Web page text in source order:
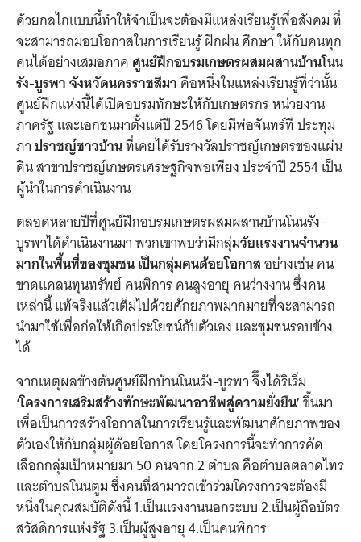
ด้วยกลไกแบบนี้ทำให้จำเป็นจะต้องมีแหล่งเรียนรู้เพื่อสังคม ที่
จะสามารถมอบโอกาสในการเรียนรู้ ฝึกฝน ศึกษา ให้กับคนทุก
คนได้อย่างเสมอภาค ศูนย์ฝึกอบรมเกษตรผสมผสานบ้านโนน
รัง-บูรพา จังหวัดนครราชสีมาคือหนึ่งในแหล่งเรียนรู้ที่ว่านั้น
ศูนย์ฝึกแห่งนี้ได้เปิดอบรมทักษะให้กับเกษตรกร หน่วยงาน
ภาครัฐ และเอกชนมาตั้งแต่ปี 2546 โดยมีพ่อจันทร์ที ประทุม
ภาปราชญ์ชาวบ้านที่เคยได้รับรางวัลปราชญ์เกษตรของแผ่น
ดิน สาขาปราชญ์เกษตรเศรษฐกิจพอเพียง ประจำปี 2554 เป็น
ผู้นำในการดำเนินงาน
ตลอดหลายปีที่ศูนย์ฝึกอบรมเกษตรผสมผสานบ้านโนนรัง-
บูรพาได้ดำเนินงานมา พวกเขาพบว่ามีกลุ่มวัยแรงงานจำนวน
มากในพื้นที่ของชุมชน เป็นกลุ่มคนด้อยโอกาสอย่างเช่น คน
ขาดแคลนทุนทรัพย์ คนพิการ คนสูงอายุ คนว่างงาน ซึ่งคน
เหล่านี้ แท้จริงแล้วเต็มไปด้วยศักยภาพมากมายที่จะสามารถ
นำมาใช้เพื่อก่อให้เกิดประโยชน์กับตัวเอง และชุมชนรอบข้าง
ได้
จากเหตุผลข้างต้นศูนย์ฝึกบ้านโนนรัง-บูรพา จึึงได้ริเริ่ม
‘โครงการเสริมสร้างทักษะพัฒนาอาชีพสู่ความยั่งยืน’ขึ้นมา
เพื่อเป็นการสร้างโอกาสในการเรียนรู้และพัฒนาศักยภาพของ
ตัวเองให้กับกลุ่มผู้ด้อยโอกาส โดยโครงการนี้จะทำการคัด
เลือกกลุ่มเป้าหมายมา 50 คนจาก 2 ตำบล คือตำบลตลาดไทร
และตำบลโนนตูม ซึ่งคนที่สามารถเข้าร่วมโครงการจะต้องมี
หนึ่งในคุณสมบัติดังนี้ 1.เป็นแรงงานนอกระบบ 2.เป็นผู้ถือบัตร
สวัสดิการแห่งรัฐ 3.เป็นผู้สูงอายุ 4.เป็นคนพิการ